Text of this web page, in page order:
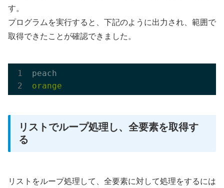
す。
プログラムを実行すると、下記のように出力され、範囲で
取得できたことが確認できました。
リストでループ処理し、全要素を取得す
る
リストをループ処理して、全要素に対して処理をするには